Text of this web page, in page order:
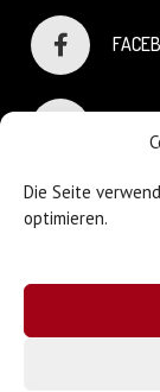
Die Seite
optimieren.